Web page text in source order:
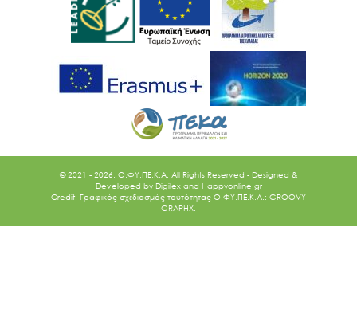
© 2021 - 2026. O.ΦΥ.ΠΕ.Κ.Α. All Rights Reserved - Designed &
Developed by Digilex and Happyonline.gr
Credit: Γραφικός σχεδιασμός ταυτότητας Ο.ΦΥ.ΠΕ.Κ.Α.: GROOVY
GRAPHX.